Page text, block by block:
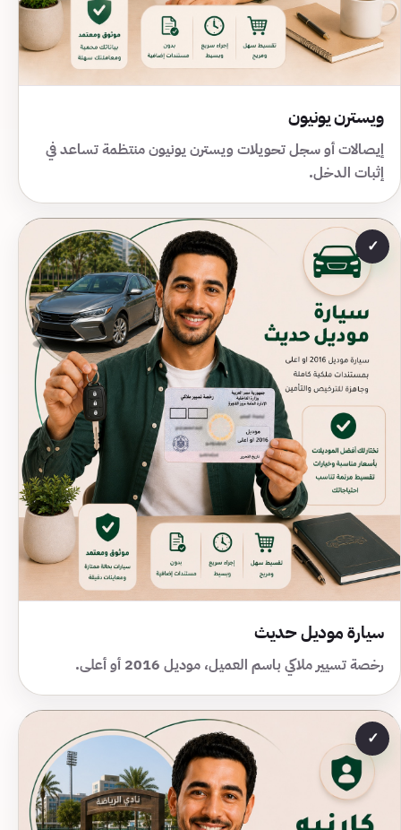
ويسترن يونيون
إيصالات أو سجل تحويلات ويسترن يونيون منتظمة تساعد في
إثبات الدخل.
سيارة موديل حديث
رخصة تسيير ملاكي باسم العميل، موديل 2016 أو أعلى.